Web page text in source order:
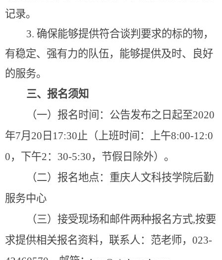
记录。
3. 确保能够提供符合谈判要求的标的物，
有稳定、强有力的队伍，能够提供及时、良好
的服务。
三、报名须知
（一）报名时间：公告发布之日起至2020
年7月 20 日 17:30 止（上班时间：上午8:00-12:0
0，下午2： 30-5:30，节假日除外）。
（二）报名地点：重庆人文科技学院后勤
服务中心
（三）接受现场和邮件两种报名方式,按要
求提供相关报名资料，联系人：范老师， 023-